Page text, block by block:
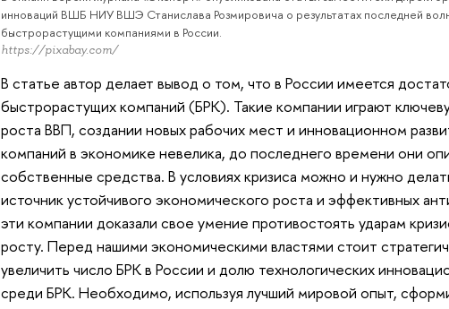
инноваций ВШБ НИУ ВШЭ Станислава Розмировича о результатах последней
быстрорастущими компаниями в России.
https://pixabay.com/
В статье автор делает вывод о том, что в России имеется
быстрорастущих компаний (БРК). Такие компании играют
роста ВВП, создании новых рабочих мест и инновационном
компаний в экономике невелика, до последнего времени они
собственные средства. В условиях кризиса можно и нужно
источник устойчивого экономического роста и эффективных
эти компании доказали свое умение противостоять ударам
росту. Перед нашими экономическими властями стоит
увеличить число БРК в России и долю технологических
среди БРК. Необходимо, используя лучший мировой опыт,